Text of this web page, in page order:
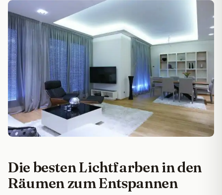
Die besten Lichtfarben in den
Räumen zum Entspannen